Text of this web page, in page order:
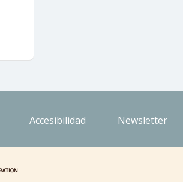
Accesibilidad Newsletter